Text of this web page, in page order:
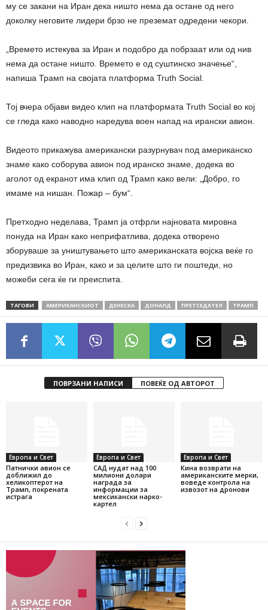
му се закани на Иран дека ништо нема да остане од него
доколку неговите лидери брзо не преземат одредени чекори.
„Времето истекува за Иран и подобро да побрзаат или од нив
нема да остане ништо. Времето е од суштинско значење“,
напиша Трамп на својата платформа Truth Social.
Тој вчера објави видео клип на платформата Truth Social во кој
се гледа како наводно наредува воен напад на ирански авион.
Видеото прикажува американски разурнувач под американско
знаме како соборува авион под иранско знаме, додека во
аголот од екранот има клип од Трамп како вели: „Добро, го
имаме на нишан. Пожар – бум“.
Претходно неделава, Трамп ја отфрли најновата мировна
понуда на Иран како неприфатлива, додека отворено
зборуваше за уништувањето што американската војска веќе го
предизвика во Иран, како и за целите што ги поштеди, но
можеби сега ќе ги преиспита.
ТАГОВИ АМЕРИКАНСКИОТ ДЕНЕСКА ДОНАЛД ПРЕТСЕДАТЕЛ ТРАМП
ПОВРЗАНИ НАПИСИ ПОВЕЌЕ ОД АВТОРОТ
Европа и Свет
Патнички авион се
доближил до
хеликоптерот на
Трамп, покрената
истрага
Европа и Свет
САД нудат над 100
милиони долари
награда за
информации за
мексикански нарко-
картел
Европа и Свет
Кина возврати на
американските мерки,
воведе контрола на
извозот на дронови